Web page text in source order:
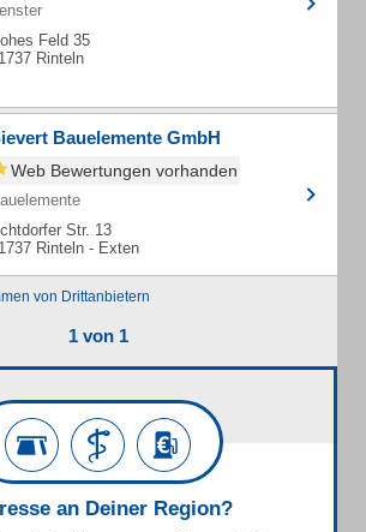
Feld 35
Rinteln
Bauelemente GmbH
Web Bewertungen vorhanden
Str. 13
Rinteln - Exten
von Drittanbietern
1 von 1
an Deiner Region?